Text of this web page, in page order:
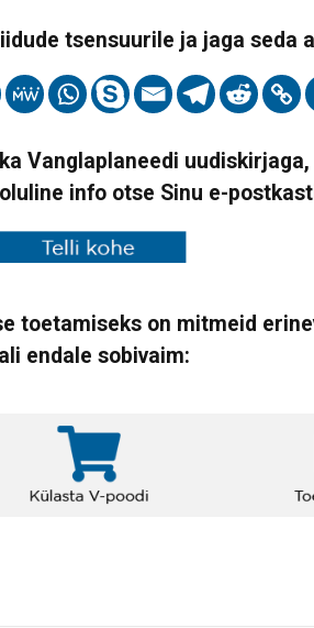
tsensuurile ja jaga seda
Vanglaplaneedi uudiskirjaga,
info otse Sinu e-
toetamiseks on mitmeid
endale sobivaim: